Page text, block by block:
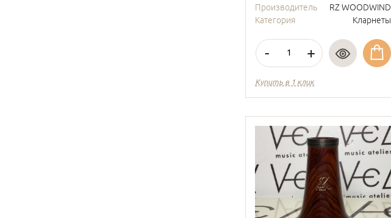
Производитель
RZ WOODWIND
Категория
Кларнеты
- +
Купить в 1 клик